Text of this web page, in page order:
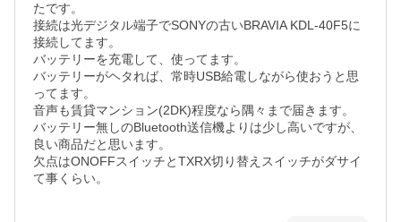
たです。
接続は光デジタル端子でSONYの古いBRAVIA KDL-40F5に
接続してます。
バッテリーを充電して、使ってます。
バッテリーがヘタれば、常時USB給電しながら使おうと思
ってます。
音声も賃貸マンション(2DK)程度なら隅々まで届きます。
バッテリー無しのBluetooth送信機よりは少し高いですが、
良い商品だと思います。
欠点はONOFFスイッチとTXRX切り替えスイッチがダサイ
て事くらい。